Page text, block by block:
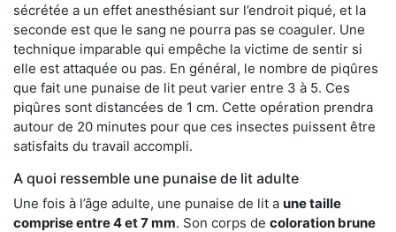
sécrétée a un effet anesthésiant sur l’endroit piqué, et la
seconde est que le sang ne pourra pas se coaguler. Une
technique imparable qui empêche la victime de sentir si
elle est attaquée ou pas. En général, le nombre de piqûres
que fait une punaise de lit peut varier entre 3 à 5. Ces
piqûres sont distancées de 1 cm. Cette opération prendra
autour de 20 minutes pour que ces insectes puissent être
satisfaits du travail accompli.
A quoi ressemble une punaise de lit adulte
Une fois à l’âge adulte, une punaise de lit a une taille
comprise entre 4 et 7 mm. Son corps de coloration brune